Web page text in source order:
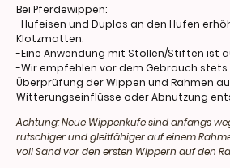
Bei Pferdewippen:
-Hufeisen und Duplos an den Hufen
Klotzmatten.
-Eine Anwendung mit Stollen/Stiften ist
-Wir empfehlen vor dem Gebrauch
Überprüfung der Wippen und Rahmen
Witterungseinflüsse oder Abnutzung
Achtung: Neue Wippenkufe sind anfangs
rutschiger und gleitfähiger auf einem
voll Sand vor den ersten Wippern auf den